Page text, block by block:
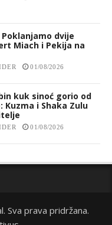
Poklanjamo dvije
Miach i Pekija na
01/08/2026
kuk sinoć gorio od
i Shaka Zulu
01/08/2026
Sva prava pridržana.